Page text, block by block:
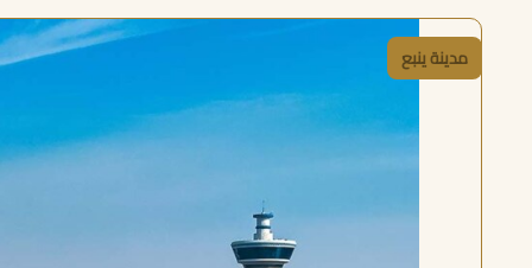
مدينة ينبع